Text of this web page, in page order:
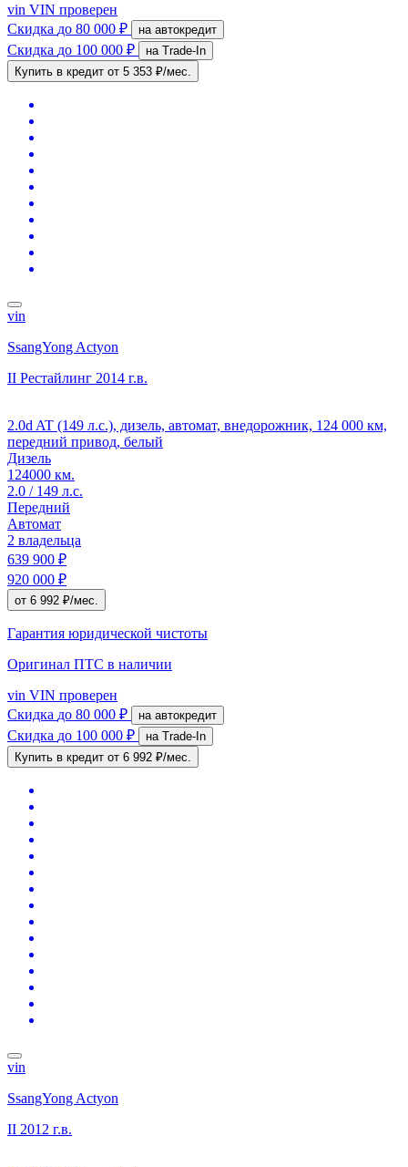
vin VIN проверен
Скидка до 80 000 ₽ на автокредит
Скидка до 100 000 ₽
на Trade-In
Купить в кредит от 5 353 ₽/мес.
vin
SsangYong Actyon
II Рестайлинг 2014 г.в.
2.0d AT (149 л.с.), дизель, автомат, внедорожник, 124 000 км,
передний привод, белый
Дизель
124000 км.
2.0 / 149 л.с.
Передний
Автомат
2 владельца
639 900 ₽
920 000 ₽
от 6 992 ₽/мес.
Гарантия юридической чистоты
Оригинал ПТС в наличии
vin VIN проверен
Скидка до 80 000 ₽ на автокредит
Скидка до 100 000 ₽
на Trade-In
Купить в кредит от 6 992 ₽/мес.
vin
SsangYong Actyon
II 2012 г.в.